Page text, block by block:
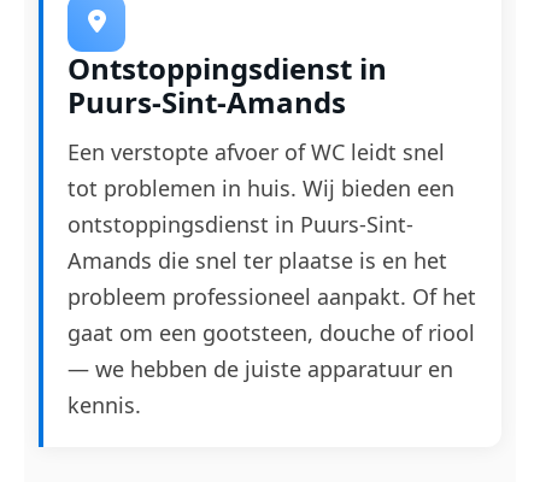
Ontstoppingsdienst in
Puurs-Sint-Amands
Een verstopte afvoer of WC leidt snel
tot problemen in huis. Wij bieden een
ontstoppingsdienst in Puurs-Sint-
Amands die snel ter plaatse is en het
probleem professioneel aanpakt. Of het
gaat om een gootsteen, douche of riool
— we hebben de juiste apparatuur en
kennis.